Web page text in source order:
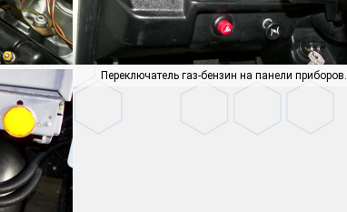
Переключатель газ-бензин на панели приборов.